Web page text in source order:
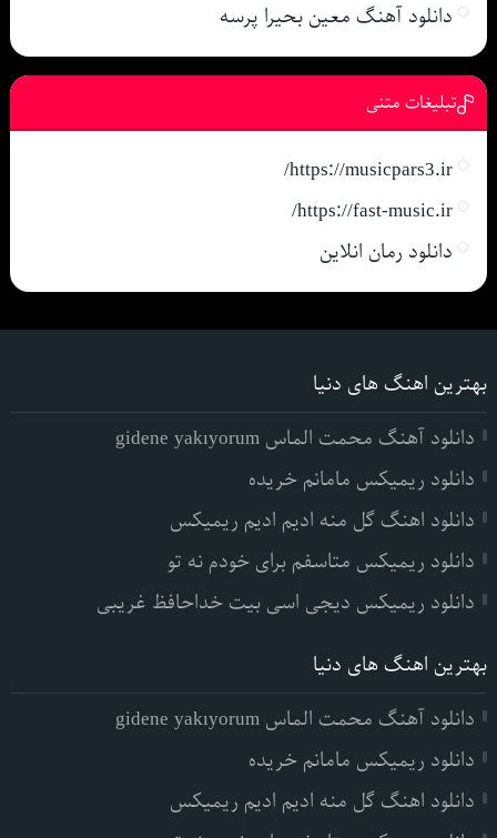
دانلود آهنگ معین بحیرا پرسه
تبلیغات متنی
https://musicpars3.ir/
https://fast-music.ir/
دانلود رمان انلاین
بهترین اهنگ های دنیا
دانلود آهنگ محمت الماس gidene yakıyorum
دانلود ریمیکس مامانم خریده
دانلود اهنگ گل منه ادیم ادیم ریمیکس
دانلود ریمیکس متاسفم برای خودم نه تو
دانلود ریمیکس دیجی اسی بیت خداحافظ غریبی
بهترین اهنگ های دنیا
دانلود آهنگ محمت الماس gidene yakıyorum
دانلود ریمیکس مامانم خریده
دانلود اهنگ گل منه ادیم ادیم ریمیکس